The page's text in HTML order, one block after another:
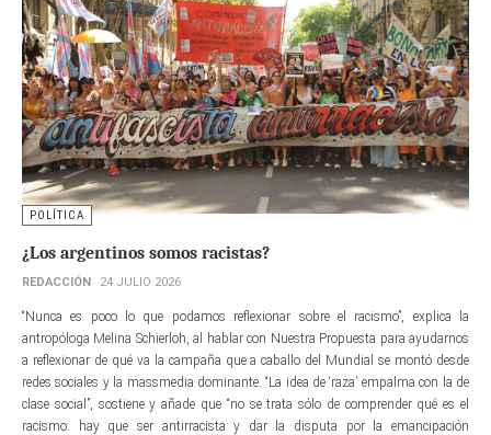
POLÍTICA
¿Los argentinos somos racistas?
REDACCIÓN 24 JULIO 2026
“Nunca es poco lo que podamos reflexionar sobre el racismo”, explica la
antropóloga Melina Schierloh, al hablar con Nuestra Propuesta para ayudarnos
a reflexionar de qué va la campaña que a caballo del Mundial se montó desde
redes sociales y la massmedia dominante. “La idea de ‘raza’ empalma con la de
clase social”, sostiene y añade que “no se trata sólo de comprender qué es el
racismo: hay que ser antirracista y dar la disputa por la emancipación